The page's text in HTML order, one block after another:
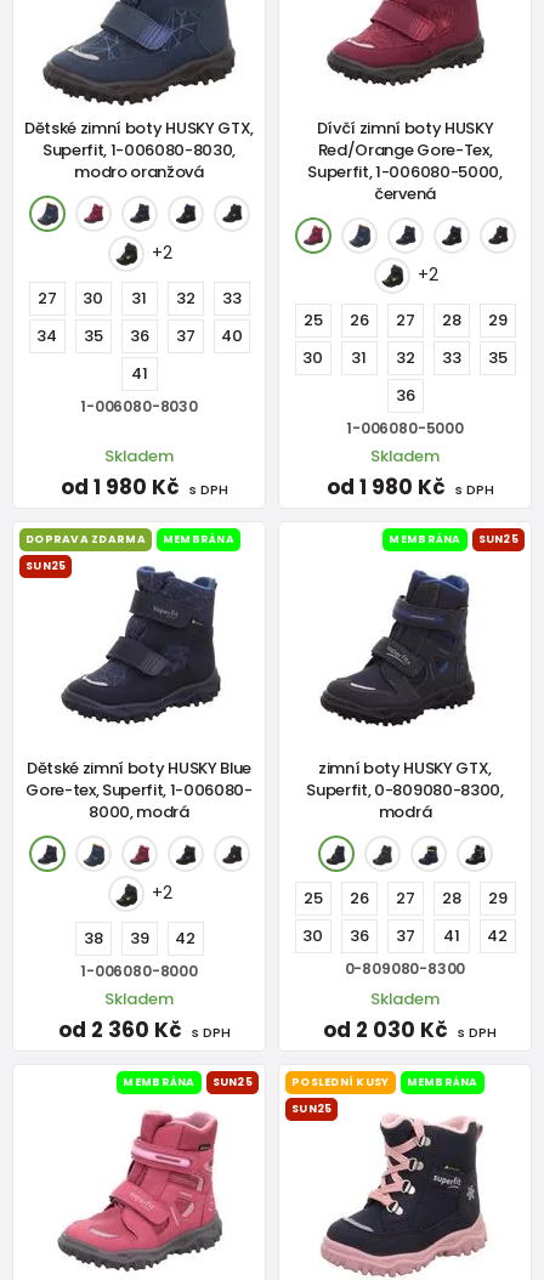
Dětské zimní boty HUSKY GTX,
Superfit, 1-006080-8030,
modro oranžová
+2
27 30 31 32
33
34
35 36 37
40
41
1-006080-8030
Skladem
od 1 980 Kč s DPH
Dívčí zimní boty HUSKY
Red/Orange Gore-Tex,
Superfit, 1-006080-5000,
červená
+2
25 26 27 28
29
30
31 32 33
35
36
1-006080-5000
Skladem
od 1 980 Kč s DPH
DOPRAVA ZDARMA
MEMBRÁNA
SUN25
Dětské zimní boty HUSKY Blue
Gore-tex, Superfit, 1-006080-
8000, modrá
+2
38 39 42
1-006080-8000
Skladem
od 2 360 Kč s DPH
MEMBRÁNA SUN25
zimní boty HUSKY GTX,
Superfit, 0-809080-8300,
modrá
25 26 27 28
29
30
36 37 41 42
0-809080-8300
Skladem
od 2 030 Kč s DPH
MEMBRÁNA SUN25 POSLEDNÍ KUSY
MEMBRÁNA
SUN25